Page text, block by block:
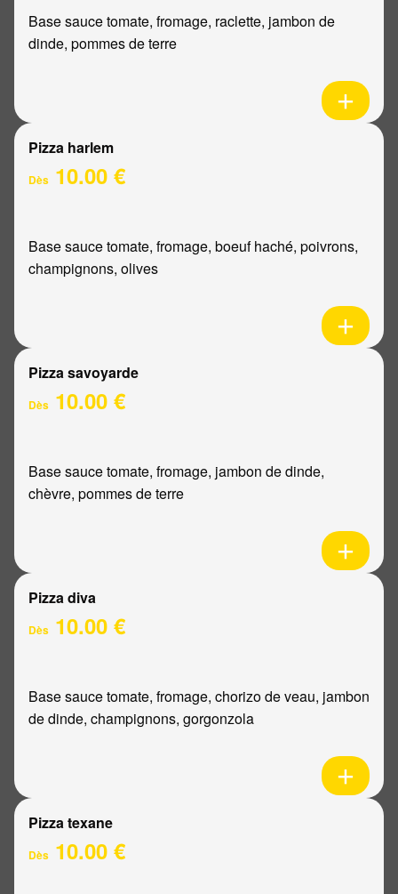
Base sauce tomate, fromage, raclette, jambon de
dinde, pommes de terre
Pizza harlem
Dès 10.00 €
Base sauce tomate, fromage, boeuf haché, poivrons,
champignons, olives
Pizza savoyarde
Dès 10.00 €
Base sauce tomate, fromage, jambon de dinde,
chèvre, pommes de terre
Pizza diva
Dès 10.00 €
Base sauce tomate, fromage, chorizo de veau, jambon
de dinde, champignons, gorgonzola
Pizza texane
Dès 10.00 €